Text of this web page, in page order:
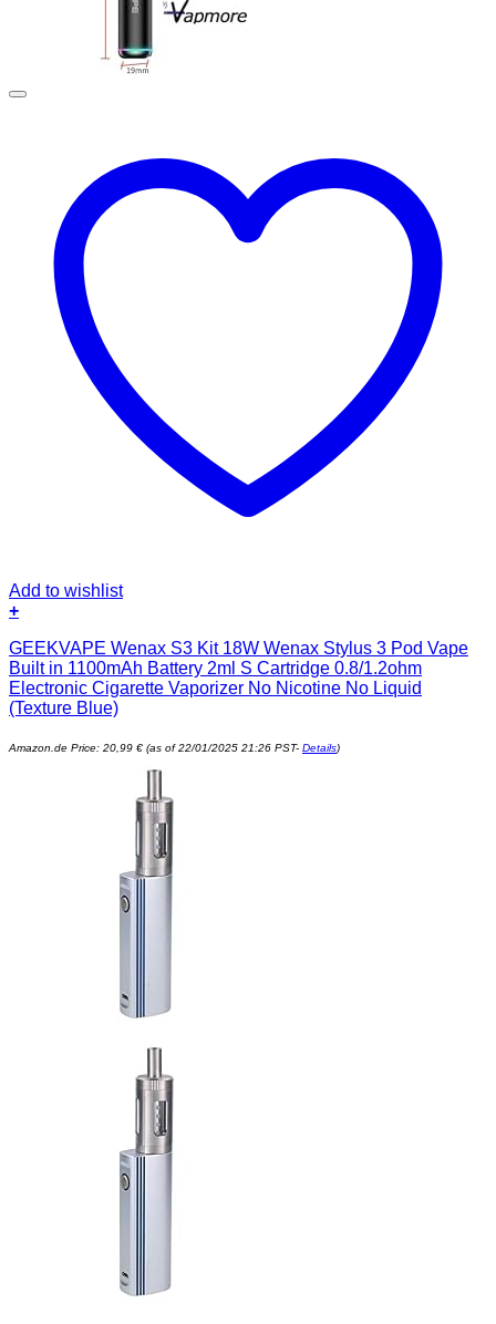
Add to wishlist
+
GEEKVAPE Wenax S3 Kit 18W Wenax Stylus 3 Pod Vape
Built in 1100mAh Battery 2ml S Cartridge 0.8/1.2ohm
Electronic Cigarette Vaporizer No Nicotine No Liquid
(Texture Blue)
Amazon.de Price: 20,99 € (as of 22/01/2025 21:26 PST- Details)